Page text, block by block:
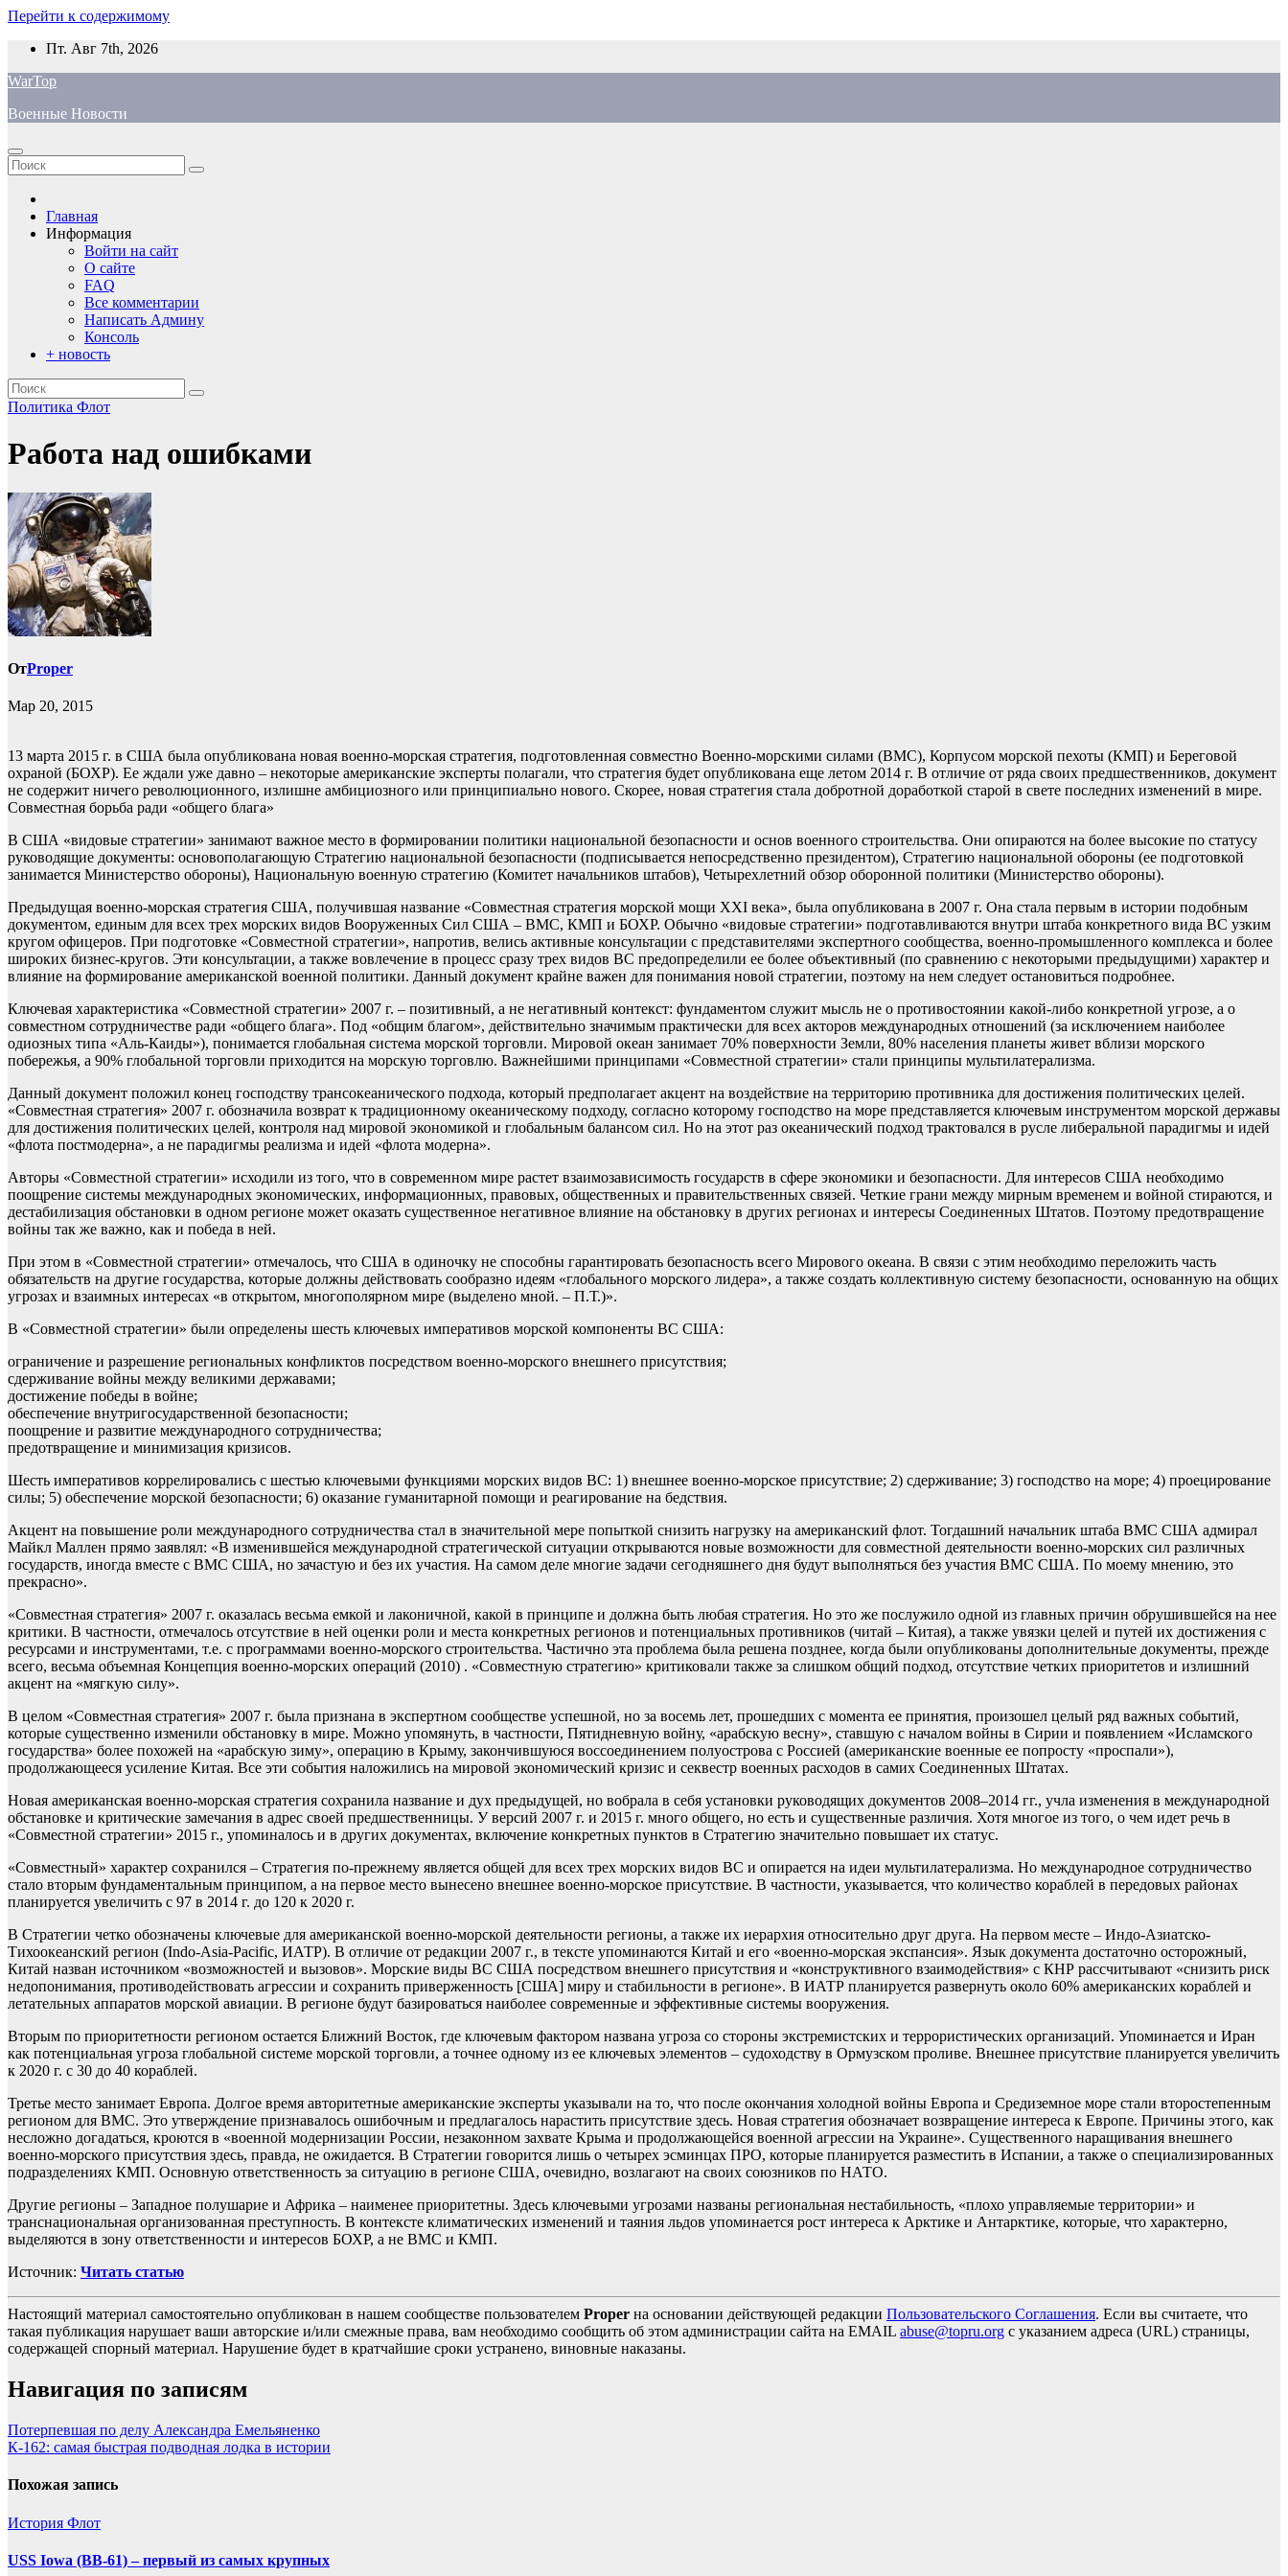
Перейти к содержимому
Пт. Авг 7th, 2026
WarTop
Военные Новости
Главная
Информация
Войти на сайт
О сайте
FAQ
Все комментарии
Написать Админу
Консоль
+ новость
Политика Флот
Работа над ошибками
ОтProper
Мар 20, 2015
13 марта 2015 г. в США была опубликована новая военно-морская стратегия, подготовленная совместно Военно-морскими силами (ВМС), Корпусом морской пехоты (КМП) и Береговой
охраной (БОХР). Ее ждали уже давно – некоторые американские эксперты полагали, что стратегия будет опубликована еще летом 2014 г. В отличие от ряда своих предшественников, документ
не содержит ничего революционного, излишне амбициозного или принципиально нового. Скорее, новая стратегия стала добротной доработкой старой в свете последних изменений в мире.
Совместная борьба ради «общего блага»
В США «видовые стратегии» занимают важное место в формировании политики национальной безопасности и основ военного строительства. Они опираются на более высокие по статусу
руководящие документы: основополагающую Стратегию национальной безопасности (подписывается непосредственно президентом), Стратегию национальной обороны (ее подготовкой
занимается Министерство обороны), Национальную военную стратегию (Комитет начальников штабов), Четырехлетний обзор оборонной политики (Министерство обороны).
Предыдущая военно-морская стратегия США, получившая название «Совместная стратегия морской мощи XXI века», была опубликована в 2007 г. Она стала первым в истории подобным
документом, единым для всех трех морских видов Вооруженных Сил США – ВМС, КМП и БОХР. Обычно «видовые стратегии» подготавливаются внутри штаба конкретного вида ВС узким
кругом офицеров. При подготовке «Совместной стратегии», напротив, велись активные консультации с представителями экспертного сообщества, военно-промышленного комплекса и более
широких бизнес-кругов. Эти консультации, а также вовлечение в процесс сразу трех видов ВС предопределили ее более объективный (по сравнению с некоторыми предыдущими) характер и
влияние на формирование американской военной политики. Данный документ крайне важен для понимания новой стратегии, поэтому на нем следует остановиться подробнее.
Ключевая характеристика «Совместной стратегии» 2007 г. – позитивный, а не негативный контекст: фундаментом служит мысль не о противостоянии какой-либо конкретной угрозе, а о
совместном сотрудничестве ради «общего блага». Под «общим благом», действительно значимым практически для всех акторов международных отношений (за исключением наиболее
одиозных типа «Аль-Каиды»), понимается глобальная система морской торговли. Мировой океан занимает 70% поверхности Земли, 80% населения планеты живет вблизи морского
побережья, а 90% глобальной торговли приходится на морскую торговлю. Важнейшими принципами «Совместной стратегии» стали принципы мультилатерализма.
Данный документ положил конец господству трансокеанического подхода, который предполагает акцент на воздействие на территорию противника для достижения политических целей.
«Совместная стратегия» 2007 г. обозначила возврат к традиционному океаническому подходу, согласно которому господство на море представляется ключевым инструментом морской державы
для достижения политических целей, контроля над мировой экономикой и глобальным балансом сил. Но на этот раз океанический подход трактовался в русле либеральной парадигмы и идей
«флота постмодерна», а не парадигмы реализма и идей «флота модерна».
Авторы «Совместной стратегии» исходили из того, что в современном мире растет взаимозависимость государств в сфере экономики и безопасности. Для интересов США необходимо
поощрение системы международных экономических, информационных, правовых, общественных и правительственных связей. Четкие грани между мирным временем и войной стираются, и
дестабилизация обстановки в одном регионе может оказать существенное негативное влияние на обстановку в других регионах и интересы Соединенных Штатов. Поэтому предотвращение
войны так же важно, как и победа в ней.
При этом в «Совместной стратегии» отмечалось, что США в одиночку не способны гарантировать безопасность всего Мирового океана. В связи с этим необходимо переложить часть
обязательств на другие государства, которые должны действовать сообразно идеям «глобального морского лидера», а также создать коллективную систему безопасности, основанную на общих
угрозах и взаимных интересах «в открытом, многополярном мире (выделено мной. – П.Т.)».
В «Совместной стратегии» были определены шесть ключевых императивов морской компоненты ВС США:
ограничение и разрешение региональных конфликтов посредством военно-морского внешнего присутствия;
сдерживание войны между великими державами;
достижение победы в войне;
обеспечение внутригосударственной безопасности;
поощрение и развитие международного сотрудничества;
предотвращение и минимизация кризисов.
Шесть императивов коррелировались с шестью ключевыми функциями морских видов ВС: 1) внешнее военно-морское присутствие; 2) сдерживание; 3) господство на море; 4) проецирование
силы; 5) обеспечение морской безопасности; 6) оказание гуманитарной помощи и реагирование на бедствия.
Акцент на повышение роли международного сотрудничества стал в значительной мере попыткой снизить нагрузку на американский флот. Тогдашний начальник штаба ВМС США адмирал
Майкл Маллен прямо заявлял: «В изменившейся международной стратегической ситуации открываются новые возможности для совместной деятельности военно-морских сил различных
государств, иногда вместе с ВМС США, но зачастую и без их участия. На самом деле многие задачи сегодняшнего дня будут выполняться без участия ВМС США. По моему мнению, это
прекрасно».
«Совместная стратегия» 2007 г. оказалась весьма емкой и лаконичной, какой в принципе и должна быть любая стратегия. Но это же послужило одной из главных причин обрушившейся на нее
критики. В частности, отмечалось отсутствие в ней оценки роли и места конкретных регионов и потенциальных противников (читай – Китая), а также увязки целей и путей их достижения с
ресурсами и инструментами, т.е. с программами военно-морского строительства. Частично эта проблема была решена позднее, когда были опубликованы дополнительные документы, прежде
всего, весьма объемная Концепция военно-морских операций (2010) . «Совместную стратегию» критиковали также за слишком общий подход, отсутствие четких приоритетов и излишний
акцент на «мягкую силу».
В целом «Совместная стратегия» 2007 г. была признана в экспертном сообществе успешной, но за восемь лет, прошедших с момента ее принятия, произошел целый ряд важных событий,
которые существенно изменили обстановку в мире. Можно упомянуть, в частности, Пятидневную войну, «арабскую весну», ставшую с началом войны в Сирии и появлением «Исламского
государства» более похожей на «арабскую зиму», операцию в Крыму, закончившуюся воссоединением полуострова с Россией (американские военные ее попросту «проспали»),
продолжающееся усиление Китая. Все эти события наложились на мировой экономический кризис и секвестр военных расходов в самих Соединенных Штатах.
Новая американская военно-морская стратегия сохранила название и дух предыдущей, но вобрала в себя установки руководящих документов 2008–2014 гг., учла изменения в международной
обстановке и критические замечания в адрес своей предшественницы. У версий 2007 г. и 2015 г. много общего, но есть и существенные различия. Хотя многое из того, о чем идет речь в
«Совместной стратегии» 2015 г., упоминалось и в других документах, включение конкретных пунктов в Стратегию значительно повышает их статус.
«Совместный» характер сохранился – Стратегия по-прежнему является общей для всех трех морских видов ВС и опирается на идеи мультилатерализма. Но международное сотрудничество
стало вторым фундаментальным принципом, а на первое место вынесено внешнее военно-морское присутствие. В частности, указывается, что количество кораблей в передовых районах
планируется увеличить с 97 в 2014 г. до 120 к 2020 г.
В Стратегии четко обозначены ключевые для американской военно-морской деятельности регионы, а также их иерархия относительно друг друга. На первом месте – Индо-Азиатско-
Тихоокеанский регион (Indo-Asia-Pacific, ИАТР). В отличие от редакции 2007 г., в тексте упоминаются Китай и его «военно-морская экспансия». Язык документа достаточно осторожный,
Китай назван источником «возможностей и вызовов». Морские виды ВС США посредством внешнего присутствия и «конструктивного взаимодействия» с КНР рассчитывают «снизить риск
недопонимания, противодействовать агрессии и сохранить приверженность [США] миру и стабильности в регионе». В ИАТР планируется развернуть около 60% американских кораблей и
летательных аппаратов морской авиации. В регионе будут базироваться наиболее современные и эффективные системы вооружения.
Вторым по приоритетности регионом остается Ближний Восток, где ключевым фактором названа угроза со стороны экстремистских и террористических организаций. Упоминается и Иран
как потенциальная угроза глобальной системе морской торговли, а точнее одному из ее ключевых элементов – судоходству в Ормузском проливе. Внешнее присутствие планируется увеличить
к 2020 г. с 30 до 40 кораблей.
Третье место занимает Европа. Долгое время авторитетные американские эксперты указывали на то, что после окончания холодной войны Европа и Средиземное море стали второстепенным
регионом для ВМС. Это утверждение признавалось ошибочным и предлагалось нарастить присутствие здесь. Новая стратегия обозначает возвращение интереса к Европе. Причины этого, как
несложно догадаться, кроются в «военной модернизации России, незаконном захвате Крыма и продолжающейся военной агрессии на Украине». Существенного наращивания внешнего
военно-морского присутствия здесь, правда, не ожидается. В Стратегии говорится лишь о четырех эсминцах ПРО, которые планируется разместить в Испании, а также о специализированных
подразделениях КМП. Основную ответственность за ситуацию в регионе США, очевидно, возлагают на своих союзников по НАТО.
Другие регионы – Западное полушарие и Африка – наименее приоритетны. Здесь ключевыми угрозами названы региональная нестабильность, «плохо управляемые территории» и
транснациональная организованная преступность. В контексте климатических изменений и таяния льдов упоминается рост интереса к Арктике и Антарктике, которые, что характерно,
выделяются в зону ответственности и интересов БОХР, а не ВМС и КМП.
Источник: Читать статью
Настоящий материал самостоятельно опубликован в нашем сообществе пользователем Proper на основании действующей редакции Пользовательского Соглашения. Если вы считаете, что
такая публикация нарушает ваши авторские и/или смежные права, вам необходимо сообщить об этом администрации сайта на EMAIL abuse@topru.org с указанием адреса (URL) страницы,
содержащей спорный материал. Нарушение будет в кратчайшие сроки устранено, виновные наказаны.
Навигация по записям
Потерпевшая по делу Александра Емельяненко
К-162: самая быстрая подводная лодка в истории
Похожая запись
История Флот
USS Iowa (BB-61) – первый из самых крупных